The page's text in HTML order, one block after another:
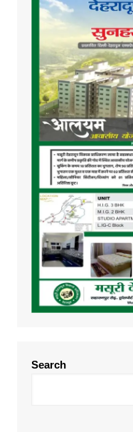
Search